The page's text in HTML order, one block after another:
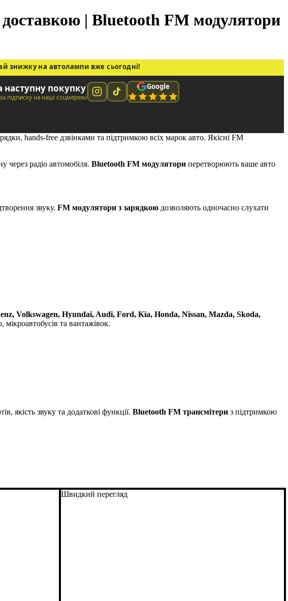
| Bluetooth FM модулятори
знижку на автолампи вже сьогодні!
наступну покупку
підписку на наші соцмережі
Google
hands-free дзвінками та підтримкою всіх марок авто. Якісні FM
через радіо автомобіля. Bluetooth FM модулятори перетворюють ваше авто
звуку. FM модулятори з зарядкою дозволяють одночасно слухати
Volkswagen, Hyundai, Audi, Ford, Kia, Honda, Nissan, Mazda, Skoda,
та вантажівок.
якість звуку та додаткові функції. Bluetooth FM трансмітери з підтримкою
Швидкий перегляд